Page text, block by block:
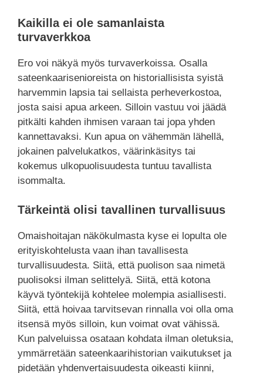
Kaikilla ei ole samanlaista
turvaverkkoa
Ero voi näkyä myös turvaverkoissa. Osalla
sateenkaarisenioreista on historiallisista syistä
harvemmin lapsia tai sellaista perheverkostoa,
josta saisi apua arkeen. Silloin vastuu voi jäädä
pitkälti kahden ihmisen varaan tai jopa yhden
kannettavaksi. Kun apua on vähemmän lähellä,
jokainen palvelukatkos, väärinkäsitys tai
kokemus ulkopuolisuudesta tuntuu tavallista
isommalta.
Tärkeintä olisi tavallinen turvallisuus
Omaishoitajan näkökulmasta kyse ei lopulta ole
erityiskohtelusta vaan ihan tavallisesta
turvallisuudesta. Siitä, että puolison saa nimetä
puolisoksi ilman selittelyä. Siitä, että kotona
käyvä työntekijä kohtelee molempia asiallisesti.
Siitä, että hoivaa tarvitsevan rinnalla voi olla oma
itsensä myös silloin, kun voimat ovat vähissä.
Kun palveluissa osataan kohdata ilman oletuksia,
ymmärretään sateenkaarihistorian vaikutukset ja
pidetään yhdenvertaisuudesta oikeasti kiinni,